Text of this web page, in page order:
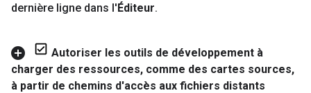
dernière ligne dans l'Éditeur.
Autoriser les outils de développement à
charger des ressources, comme des cartes sources,
à partir de chemins d'accès aux fichiers distants